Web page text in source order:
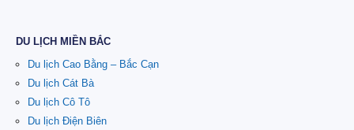
DU LỊCH MIỀN BẮC
Du lịch Cao Bằng – Bắc Cạn
Du lịch Cát Bà
Du lịch Cô Tô
Du lịch Điện Biên